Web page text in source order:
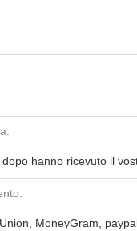
hanno ricevuto il
MoneyGram,